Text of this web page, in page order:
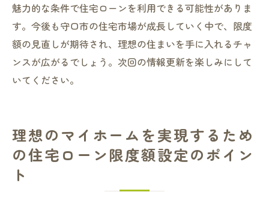
魅力的な条件で住宅ローンを利用できる可能性がありま
す。今後も守口市の住宅市場が成長していく中で、限度
額の見直しが期待され、理想の住まいを手に入れるチャ
ンスが広がるでしょう。次回の情報更新を楽しみにして
いてください。
理想のマイホームを実現するため
の住宅ローン限度額設定のポイン
ト